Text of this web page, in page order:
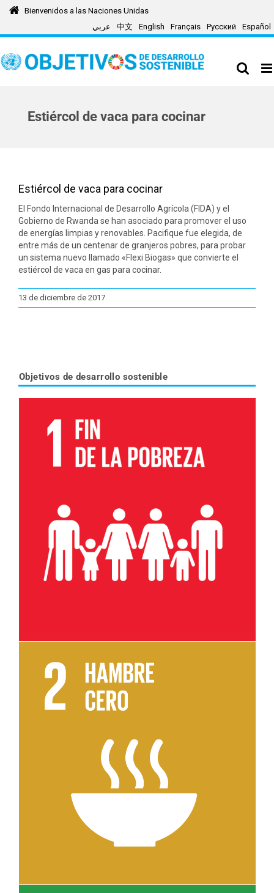
Skip
Bienvenidos a las Naciones Unidas
عربي
中文 English Français Русский Español
Estiércol de vaca para cocinar
Estiércol de vaca para cocinar
El Fondo Internacional de Desarrollo Agrícola (FIDA) y el
Gobierno de Rwanda se han asociado para promover el uso
de energías limpias y renovables. Pacifique fue elegida, de
entre más de un centenar de granjeros pobres, para probar
un sistema nuevo llamado «Flexi Biogas» que convierte el
estiércol de vaca en gas para cocinar.
13 de diciembre de 2017
Objetivos de desarrollo sostenible
Leer más sobre el objetivo 1
Leer más sobre el objetivo 2